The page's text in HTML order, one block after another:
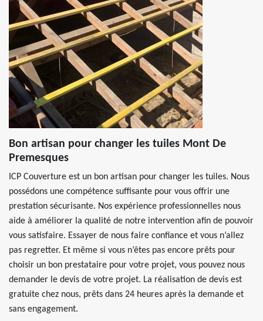
Bon artisan pour changer les tuiles Mont De
Premesques
ICP Couverture est un bon artisan pour changer les tuiles. Nous
possédons une compétence suffisante pour vous offrir une
prestation sécurisante. Nos expérience professionnelles nous
aide à améliorer la qualité de notre intervention afin de pouvoir
vous satisfaire. Essayer de nous faire confiance et vous n’allez
pas regretter. Et même si vous n’êtes pas encore prêts pour
choisir un bon prestataire pour votre projet, vous pouvez nous
demander le devis de votre projet. La réalisation de devis est
gratuite chez nous, prêts dans 24 heures après la demande et
sans engagement.